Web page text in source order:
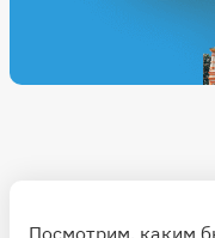
Посмотрим, каким